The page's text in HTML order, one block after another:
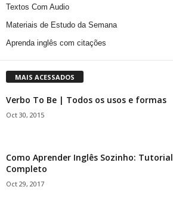
Textos Com Audio
Materiais de Estudo da Semana
Aprenda inglês com citações
MAIS ACESSADOS
Verbo To Be | Todos os usos e formas
Oct 30, 2015
Como Aprender Inglês Sozinho: Tutorial
Completo
Oct 29, 2017